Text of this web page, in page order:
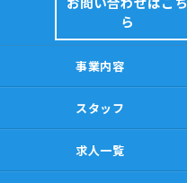
ら
事業内容
スタッフ
求人一覧